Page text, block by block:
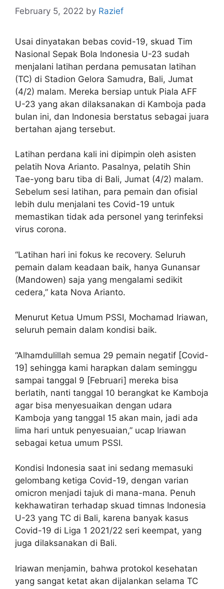
February 5, 2022 by Razief
Usai dinyatakan bebas covid-19, skuad Tim
Nasional Sepak Bola Indonesia U-23 sudah
menjalani latihan perdana pemusatan latihan
(TC) di Stadion Gelora Samudra, Bali, Jumat
(4/2) malam. Mereka bersiap untuk Piala AFF
U-23 yang akan dilaksanakan di Kamboja pada
bulan ini, dan Indonesia berstatus sebagai juara
bertahan ajang tersebut.
Latihan perdana kali ini dipimpin oleh asisten
pelatih Nova Arianto. Pasalnya, pelatih Shin
Tae-yong baru tiba di Bali, Jumat (4/2) malam.
Sebelum sesi latihan, para pemain dan ofisial
lebih dulu menjalani tes Covid-19 untuk
memastikan tidak ada personel yang terinfeksi
virus corona.
“Latihan hari ini fokus ke recovery. Seluruh
pemain dalam keadaan baik, hanya Gunansar
(Mandowen) saja yang mengalami sedikit
cedera,” kata Nova Arianto.
Menurut Ketua Umum PSSI, Mochamad Iriawan,
seluruh pemain dalam kondisi baik.
“Alhamdulillah semua 29 pemain negatif [Covid-
19] sehingga kami harapkan dalam seminggu
sampai tanggal 9 [Februari] mereka bisa
berlatih, nanti tanggal 10 berangkat ke Kamboja
agar bisa menyesuaikan dengan udara
Kamboja yang tanggal 15 akan main, jadi ada
lima hari untuk penyesuaian,” ucap Iriawan
sebagai ketua umum PSSI.
Kondisi Indonesia saat ini sedang memasuki
gelombang ketiga Covid-19, dengan varian
omicron menjadi tajuk di mana-mana. Penuh
kekhawatiran terhadap skuad timnas Indonesia
U-23 yang TC di Bali, karena banyak kasus
Covid-19 di Liga 1 2021/22 seri keempat, yang
juga dilaksanakan di Bali.
Iriawan menjamin, bahwa protokol kesehatan
yang sangat ketat akan dijalankan selama TC